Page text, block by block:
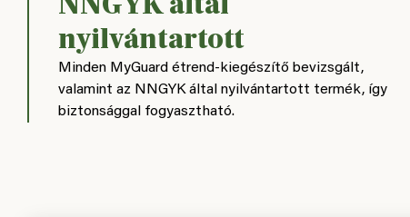
nyilvántartott
Minden MyGuard étrend-kiegészítő bevizsgált,
valamint az NNGYK által nyilvántartott termék, így
biztonsággal fogyasztható.